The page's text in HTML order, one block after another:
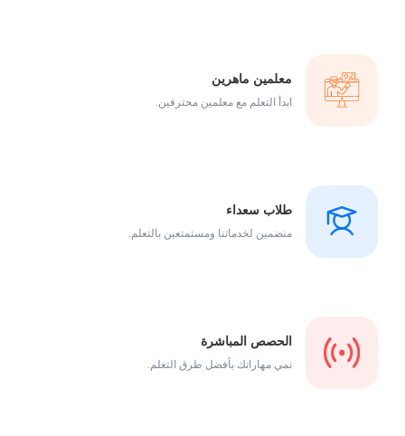
معلمين ماهرين
ابدأ التعلم مع معلمين محترفين.
طلاب سعداء
منضمين لخدماتنا ومستمتعين بالتعلم.
الحصص المباشرة
نمي مهاراتك بأفضل طرق التعلم.